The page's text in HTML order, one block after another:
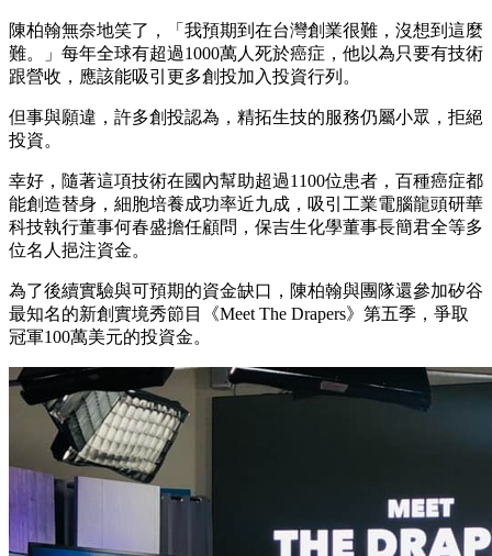
陳柏翰無奈地笑了，「我預期到在台灣創業很難，沒想到這麼
難。」每年全球有超過1000萬人死於癌症，他以為只要有技術
跟營收，應該能吸引更多創投加入投資行列。
但事與願違，許多創投認為，精拓生技的服務仍屬小眾，拒絕
投資。
幸好，隨著這項技術在國內幫助超過1100位患者，百種癌症都
能創造替身，細胞培養成功率近九成，吸引工業電腦龍頭研華
科技執行董事何春盛擔任顧問，保吉生化學董事長簡君全等多
位名人挹注資金。
為了後續實驗與可預期的資金缺口，陳柏翰與團隊還參加矽谷
最知名的新創實境秀節目《Meet The Drapers》第五季，爭取
冠軍100萬美元的投資金。